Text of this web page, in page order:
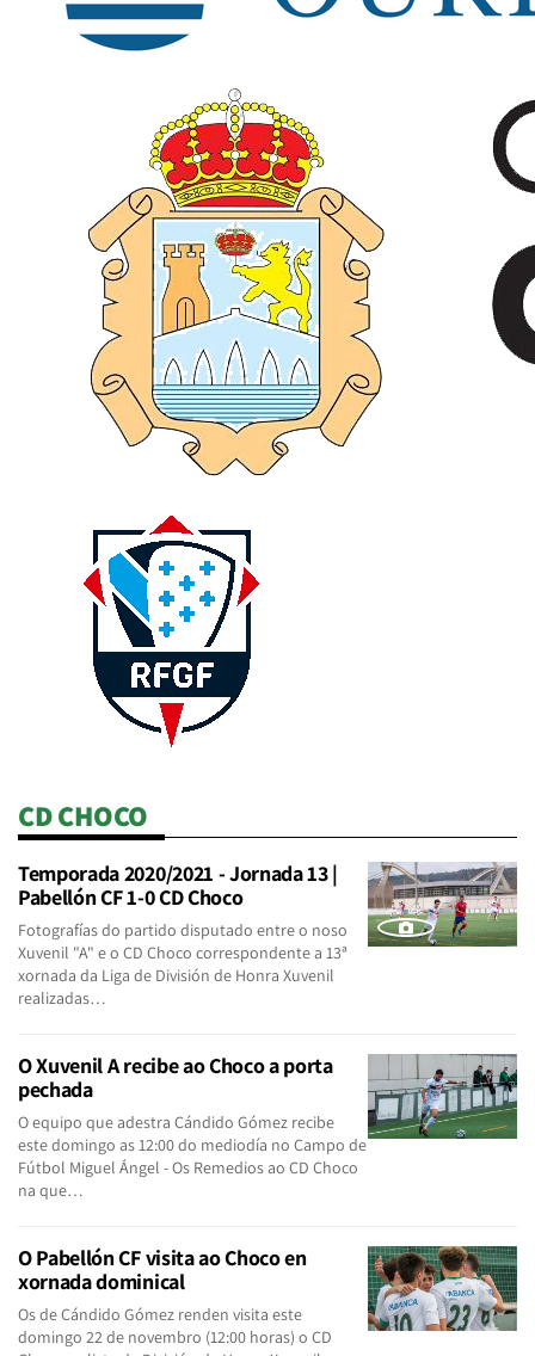
CD CHOCO
Temporada 2020/2021 - Jornada 13 |
Pabellón CF 1-0 CD Choco
Fotografías do partido disputado entre o noso
Xuvenil "A" e o CD Choco correspondente a 13ª
xornada da Liga de División de Honra Xuvenil
realizadas…
O Xuvenil A recibe ao Choco a porta
pechada
O equipo que adestra Cándido Gómez recibe
este domingo as 12:00 do mediodía no Campo de
Fútbol Miguel Ángel - Os Remedios ao CD Choco
na que…
O Pabellón CF visita ao Choco en
xornada dominical
Os de Cándido Gómez renden visita este
domingo 22 de novembro (12:00 horas) o CD